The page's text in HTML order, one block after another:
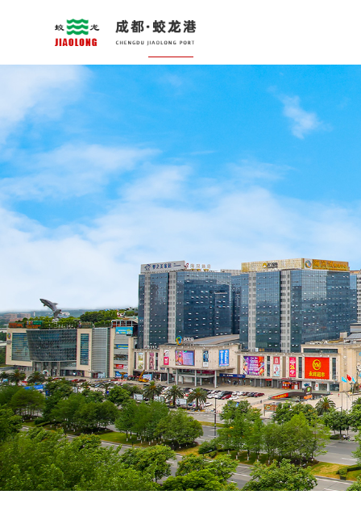
关于我们
董事局主席简介
企业荣誉
社会责任
企业文化
新闻中心
蛟龙直通车
天天蛟龙
城市综合开发
文化旅游中心
展
道
防